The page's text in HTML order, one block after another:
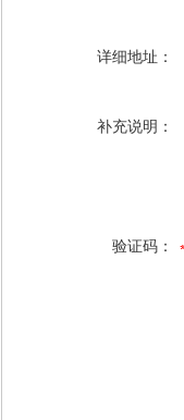
详细地址：
补充说明：
验证码：